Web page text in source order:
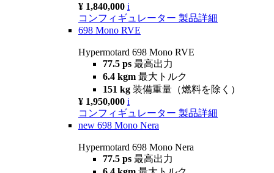
¥ 1,840,000 i
コンフィギュレーター 製品詳細
698 Mono RVE
Hypermotard 698 Mono RVE
77.5 ps 最高出力
6.4 kgm 最大トルク
151 kg 装備重量（燃料を除く）
¥ 1,950,000 i
コンフィギュレーター 製品詳細
new 698 Mono Nera
Hypermotard 698 Mono Nera
77.5 ps 最高出力